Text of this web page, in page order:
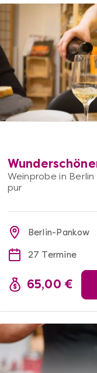
Weinprobe in
pur
Berlin-Pankow
27 Termine
65,00 €